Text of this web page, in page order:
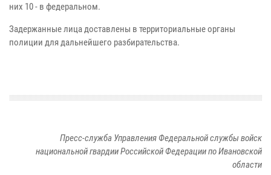
них 10 - в федеральном.
Задержанные лица доставлены в территориальные органы
полиции для дальнейшего разбирательства.
Пресс-служба Управления Федеральной службы войск
национальной гвардии Российской Федерации по Ивановской
области